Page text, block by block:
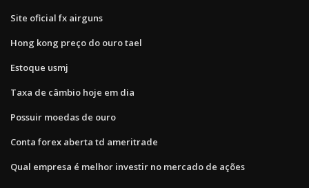
Site oficial fx airguns
Hong kong preço do ouro tael
Estoque usmj
Taxa de câmbio hoje em dia
Possuir moedas de ouro
Conta forex aberta td ameritrade
Qual empresa é melhor investir no mercado de ações